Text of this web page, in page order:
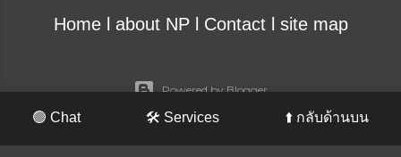
Homel about NPl Contactl site map
Powered by Blogger
🟢 Chat 🛠️ Services ⬆️ กลับด้านบน